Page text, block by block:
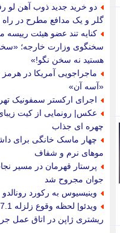
دو خرید جدید ذوب آهن لو
گلر و یک مدافع مطرح در راه
کنایه تند عضو هیئت
سخنگوی وزارت خارجه؛
هستید نه سخن نگو!»
ماجراجویی آمریکا در هرمز
«آسه آن»
اجرای ارکستر سمفونیک
عکس| رونمایی از کیت
چهره ای جذاب
چهار ماسک خانگی برای
موهای نرم و شفاف
پرستار قهرمان در مسیر
جوان مجروح شد
وینیسیوس به رکورد
ویدئو| لحظه وقوع زلزله 7.1
ریشتری ژاپن در اتاق عمل